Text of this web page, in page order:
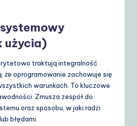
użycia)
traktują integralność
że oprogramowanie zachowuje się
warunkach. To kluczowe
Zmusza zespół do
oraz sposobu, w jaki radzi
błędami.